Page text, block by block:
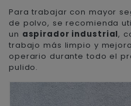
Para trabajar con mayor
de polvo, se recomienda
un aspirador industrial,
trabajo más limpio y
operario durante todo el
pulido.